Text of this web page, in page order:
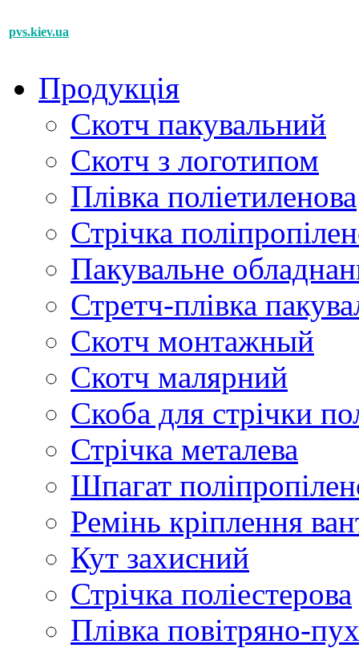
pvs.kiev.ua
Продукція
Скотч пакувальний
Cкотч з логотипом
Плівка поліетиленова
Стрічка
Пакувальне
Стретч-плівка
Cкотч монтажный
Скотч малярний
Скоба для стрічки
Стрічка металева
Шпагат
Ремінь кріплення
Кут захисний
Стрічка поліестерова
Плівка повітряно-